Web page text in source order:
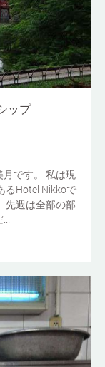
ップ
です。 私は現
るHotel Nikkoで
先週は全部の部